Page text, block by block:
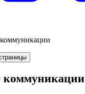
коммуникации